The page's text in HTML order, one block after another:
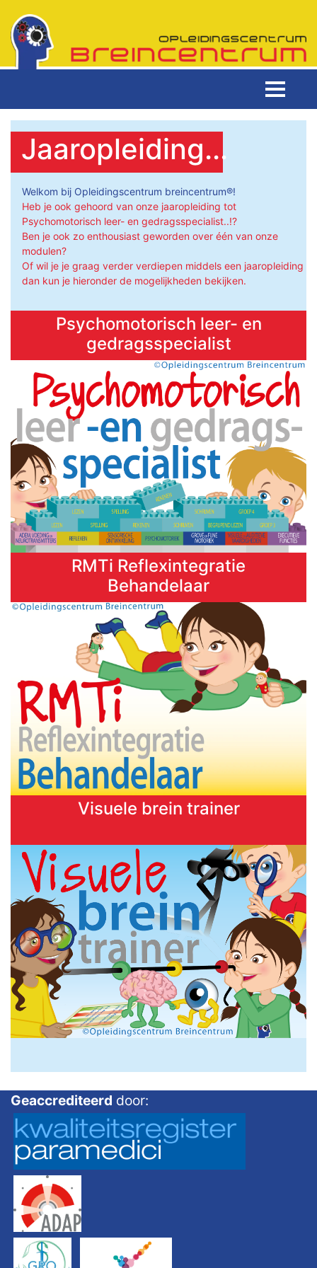
Jaaropleiding...
Welkom bij Opleidingscentrum breincentrum®!
Heb je ook gehoord van onze jaaropleiding tot
Psychomotorisch leer- en gedragsspecialist..!?
Ben je ook zo enthousiast geworden over één van onze
modulen?
Of wil je je graag verder verdiepen middels een jaaropleiding
dan kun je hieronder de mogelijkheden bekijken.
Psychomotorisch leer- en
gedragsspecialist
RMTi Reflexintegratie
Behandelaar
Visuele brein trainer
Geaccrediteerd door: